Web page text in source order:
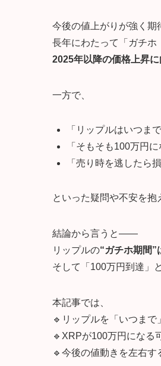
今後の値上がりが強く期
長年にわたって「ガチホ
2025年以降の価格上昇
一方で、
「リップルはいつま
「そもそも100万円
「売り時を逃したら
といった疑問や不安を抱
結論から言うと――
リップルの“ガチホ期間”
そして「100万円到達」
本記事では、
🔹リップルを「いつまで
🔹XRPが100万円になる
🔹今後の値動きを左右す